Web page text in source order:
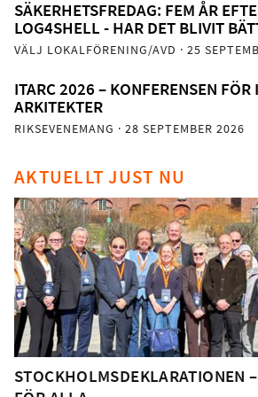
SÄKERHETSFREDAG: FEM ÅR
LOG4SHELL - HAR DET BLIVIT
VÄLJ LOKALFÖRENING/AVD · 25
ITARC 2026 – KONFERENSEN FÖR
ARKITEKTER
RIKSEVENEMANG · 28 SEPTEMBER 2026
AKTUELLT JUST NU
STOCKHOLMSDEKLARATIONEN